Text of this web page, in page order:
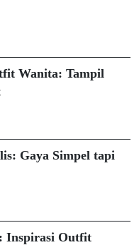
Wanita: Tampil
Gaya Simpel tapi
Inspirasi Outfit